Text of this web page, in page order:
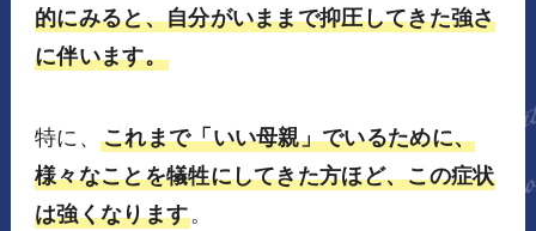
的にみると、自分がいままで抑圧してきた強さ
に伴います。
特に、 これまで「いい母親」でいるために、
様々なことを犠牲にしてきた方ほど、この症状
は強くなります。